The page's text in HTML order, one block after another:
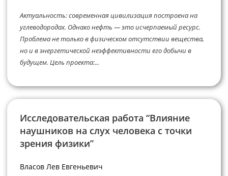
Актуальность: современная цивилизация построена на
углеводородах. Однако нефть — это исчерпаемый ресурс.
Проблема не только в физическом отсутствии вещества,
но и в энергетической неэффективности его добычи в
будущем. Цель проекта:...
Исследовательская работа “Влияние
наушников на слух человека с точки
зрения физики”
Власов Лев Евгеньевич